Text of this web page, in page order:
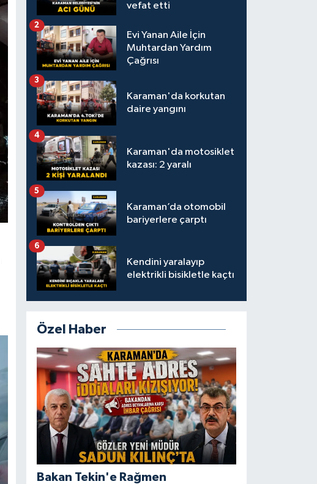
vefat etti
Evi Yanan Aile İçin
Muhtardan Yardım
Çağrısı
2
Karaman'da korkutan
daire yangını
3
Karaman'da motosiklet
kazası: 2 yaralı
4
Karaman’da otomobil
bariyerlere çarptı
5
Kendini yaralayıp
elektrikli bisikletle kaçtı
6
Özel Haber
Bakan Tekin'e Rağmen